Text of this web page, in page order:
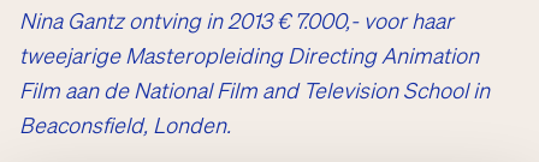
Nina Gantz ontving in 2013 € 7.000,- voor haar
tweejarige Masteropleiding DirectingAnimation
Film aan de National Film and Television School in
Beaconsfield, Londen.